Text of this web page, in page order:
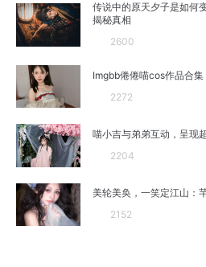
传说中的原天夕子是如何
揭秘真相
2600
Imgbb倦倦喵cos作品合
2272
喵小吉与弟弟互动，呈现
2204
美轮美奂，一笑定江山：
2152